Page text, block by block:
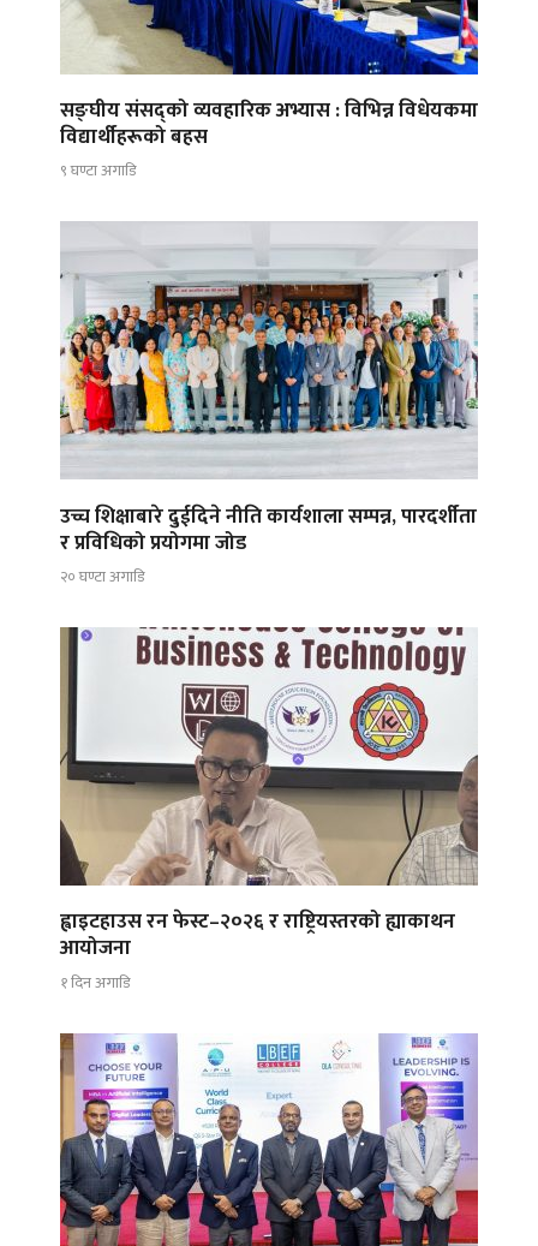
सङ्घीय संसद्को व्यवहारिक अभ्यास : विभिन्न विधेयकमा
विद्यार्थीहरूको बहस
९ घण्टा अगाडि
उच्च शिक्षाबारे दुईदिने नीति कार्यशाला सम्पन्न, पारदर्शीता
र प्रविधिको प्रयोगमा जोड
२० घण्टा अगाडि
ह्वाइटहाउस रन फेस्ट–२०२६ र राष्ट्रियस्तरको ह्याकाथन
आयोजना
१ दिन अगाडि